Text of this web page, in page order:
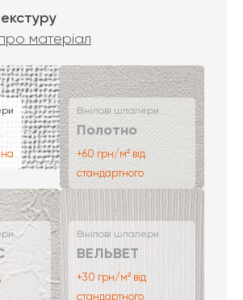
матеріал
Вінілові шпалери
Полотно
+60 грн/м² від
стандартного
Вінілові шпалери
ВЕЛЬВЕТ
+30 грн/м² від
стандартного